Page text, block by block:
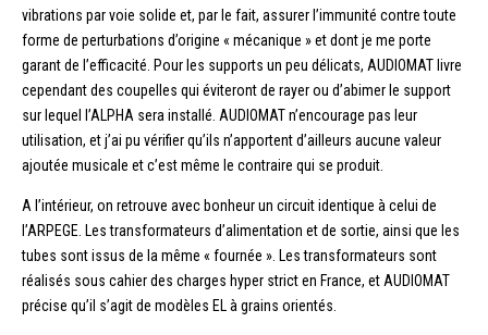
vibrations par voie solide et, par le fait, assurer l’immunité contre toute
forme de perturbations d’origine « mécanique » et dont je me porte
garant de l’efficacité. Pour les supports un peu délicats, AUDIOMAT livre
cependant des coupelles qui éviteront de rayer ou d’abimer le support
sur lequel l’ALPHA sera installé. AUDIOMAT n’encourage pas leur
utilisation, et j’ai pu vérifier qu’ils n’apportent d’ailleurs aucune valeur
ajoutée musicale et c’est même le contraire qui se produit.
A l’intérieur, on retrouve avec bonheur un circuit identique à celui de
l’ARPEGE. Les transformateurs d’alimentation et de sortie, ainsi que les
tubes sont issus de la même « fournée ». Les transformateurs sont
réalisés sous cahier des charges hyper strict en France, et AUDIOMAT
précise qu’il s’agit de modèles EL à grains orientés.